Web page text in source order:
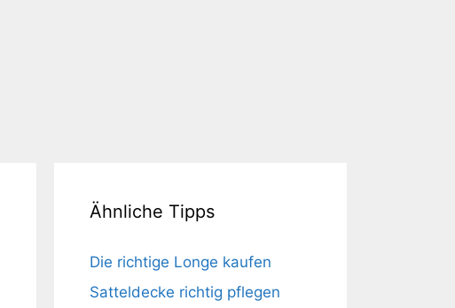
Ähnliche Tipps
Die richtige Longe kaufen
Satteldecke richtig pflegen